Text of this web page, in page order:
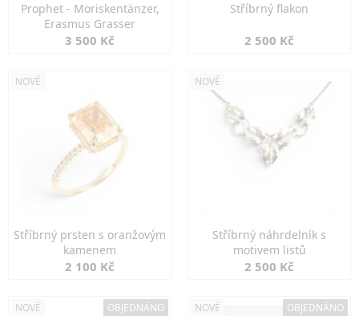
Prophet - Moriskentänzer,
Erasmus Grasser
3 500 Kč
Stříbrný flakon
2 500 Kč
NOVÉ
Stříbrný prsten s oranžovým
kamenem
2 100 Kč
NOVÉ
Stříbrný náhrdelník s
motivem listů
2 500 Kč
NOVÉ OBJEDNÁNO NOVÉ OBJEDNÁNO